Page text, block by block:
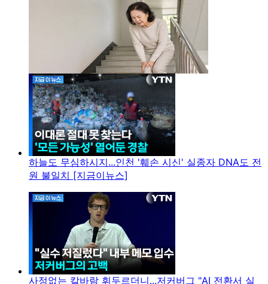
하늘도 무심하시지...인천 '훼손 시신' 실종자 DNA도 전
원 불일치 [지금이뉴스]
사정없는 칼바람 휘두르더니...저커버그 "AI 전환서 실